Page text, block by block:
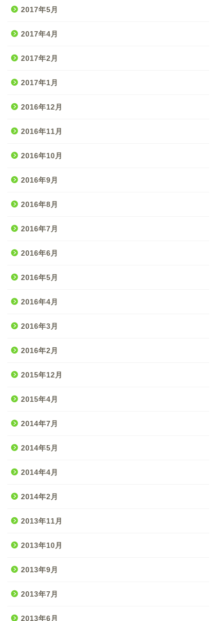
2017年5月
2017年4月
2017年2月
2017年1月
2016年12月
2016年11月
2016年10月
2016年9月
2016年8月
2016年7月
2016年6月
2016年5月
2016年4月
2016年3月
2016年2月
2015年12月
2015年4月
2014年7月
2014年5月
2014年4月
2014年2月
2013年11月
2013年10月
2013年9月
2013年7月
2013年6月